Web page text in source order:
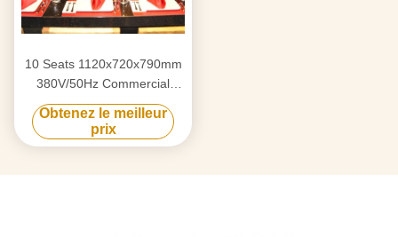
10 Seats 1120x720x790mm
380V/50Hz Commercial
Teppanyaki Grill Table with
Stainless Steel 304
Construction
Obtenez le meilleur
prix